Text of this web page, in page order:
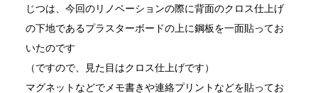
じつは、今回のリノベーションの際に背面のクロス仕上げ
の下地であるプラスターボードの上に鋼板を一面貼ってお
いたのです
（ですので、見た目はクロス仕上げです）
マグネットなどでメモ書きや連絡プリントなどを貼ってお